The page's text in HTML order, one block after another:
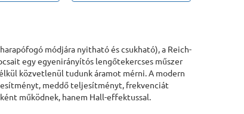
módjára nyitható és csukható), a Reich-
egy egyenirányítós lengőtekercses műszer
közvetlenül tudunk áramot mérni. A modern
meddő teljesítményt, frekvenciát
működnek, hanem Hall-effektussal.